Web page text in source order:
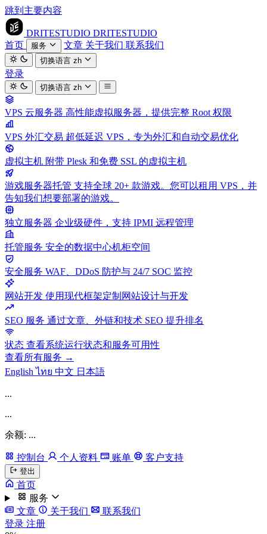
跳到主要内容
DRITESTUDIO DRITESTUDIO
首页
服务 文章 关于我们 联系我们
切换语言zh
登录
切换语言zh
VPS 云服务器 高性能虚拟服务器，提供完整 Root 权限
VPS 外汇交易 超低延迟 VPS，专为外汇和自动交易优化
虚拟主机 附带 Plesk 和免费 SSL 的虚拟主机
游戏服务器托管 支持全球 20+ 款游戏。您可以租用 VPS，并
告知我们想要部署的游戏。
独立服务器 企业级硬件，支持 IPMI 远程管理
托管服务 安全的数据中心机柜空间
安全服务 WAF、DDoS 防护与 24/7 SOC 监控
网站开发 使用现代框架定制网站设计与开发
SEO 服务 通过文章、外链和技术 SEO 提升排名
状态 查看系统运行状态和服务可用性
查看所有服务 →
Englishไทย 中文 日本語
...
...
余额: ...
控制台 个人资料 账单 客户支持
登出
首页
服务
文章
关于我们
联系我们
登录 注册